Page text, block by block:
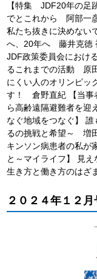
【特集 JDF20年の足
でとこれから 阿部一
私たち抜きに決めな
へ、20年へ 藤井克徳
JDF政策委員会におけ
るこれまでの活動 原
にくい人のオリンピッ
す！ 倉野直紀 【当事
ら高齢遠隔避難者を
なぐ地域をつなぐ】 誰
るの挑戦と希望～ 増
キンソン病患者の私
と～マイライフ】 見
生き方と働き方のはざ
２０２４年１２月